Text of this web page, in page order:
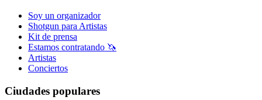
Soy un organizador
Shotgun para Artistas
Kit de prensa
Estamos contratando 🦄
Artistas
Conciertos
Ciudades populares